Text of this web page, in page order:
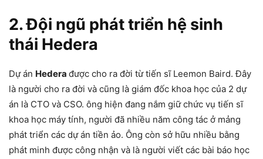
2. Đội ngũ phát triển hệ sinh
thái Hedera
Dự án Hedera được cho ra đời từ tiến sĩ Leemon Baird. Đây
là người cho ra đời và cũng là giám đốc khoa học của 2 dự
án là CTO và CSO. ông hiện đang nắm giữ chức vụ tiến sĩ
khoa học máy tính, người đã nhiều năm công tác ở mảng
phát triển các dự án tiền ảo. Ông còn sở hữu nhiều bằng
phát minh được công nhận và là người viết các bài báo học